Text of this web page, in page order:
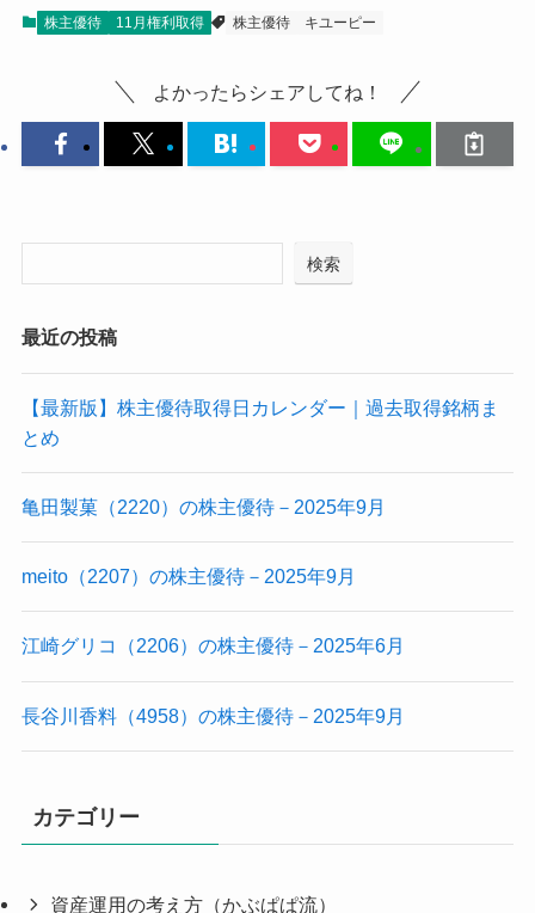
株主優待 11月権利取得 株主優待 キユーピー
よかったらシェアしてね！
検索
最近の投稿
【最新版】株主優待取得日カレンダー｜過去取得銘柄ま
とめ
亀田製菓（2220）の株主優待－2025年9月
meito（2207）の株主優待－2025年9月
江崎グリコ（2206）の株主優待－2025年6月
長谷川香料（4958）の株主優待－2025年9月
カテゴリー
資産運用の考え方（かぶぱぱ流）